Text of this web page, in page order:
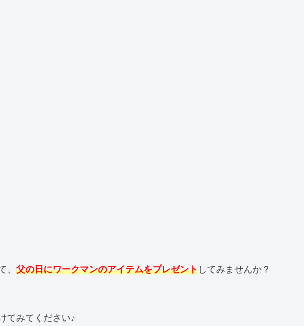
、 父の日にワークマンのアイテムをプレゼント してみませんか？
てみてください♪